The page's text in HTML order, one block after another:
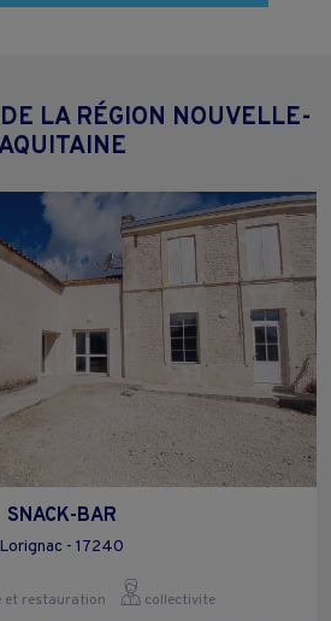
LA RÉGION NOUVELLE-
SNACK-BAR
Lorignac - 17240
et restauration collectivite